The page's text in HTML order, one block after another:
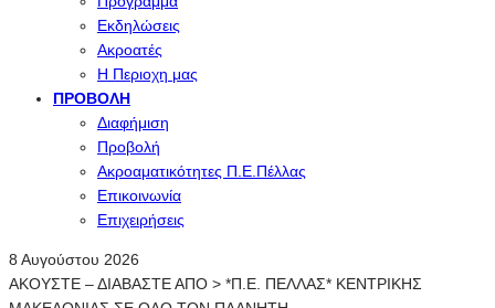
Εκδηλώσεις
Ακροατές
Η Περιοχη μας
ΠΡΟΒΟΛΉ
Διαφήμιση
Προβολή
Ακροαματικότητες Π.Ε.Πέλλας
Επικοινωνία
Επιχειρήσεις
8 Αυγούστου 2026
ΑΚΟΥΣΤΕ – ΔΙΑΒΑΣΤΕ ΑΠΟ > *Π.Ε. ΠΕΛΛΑΣ* ΚΕΝΤΡΙΚΗΣ